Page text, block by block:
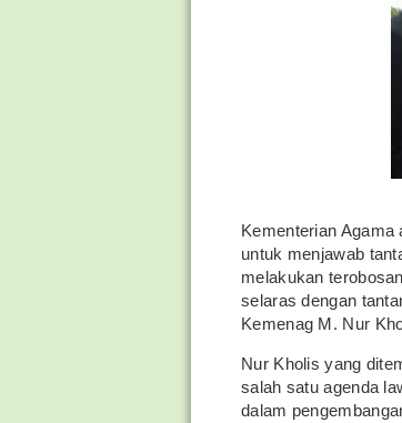
Kementerian
untuk menjawab
melakukan
selaras dengan
Kemenag M. Nur
Nur Kholis yang
salah satu agenda
dalam